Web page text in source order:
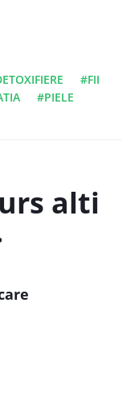
#FII
#PIELE
alti